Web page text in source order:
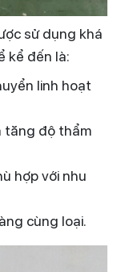
sử dụng khá
kể đến là:
linh hoạt
tăng độ thẩm
hợp với nhu
cùng loại.